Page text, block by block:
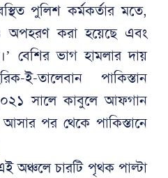
পুলিশ কর্মকর্তার মতে,
অপহরণ করা হয়েছে এবং
বেশির ভাগ হামলার দায়
ই-তালেবান পাকিস্তান
সালে কাবুলে আফগান
পর থেকে পাকিস্তানে
অঞ্চলে চারটি পৃথক পাল্টা